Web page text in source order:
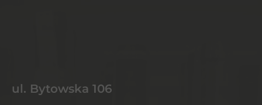
ul. Bytowska 106